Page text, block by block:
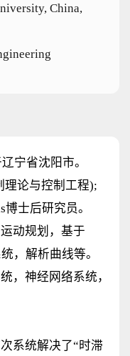
China,
宁省沈阳市。
理论与控制工程);
博士后研究员。
动规划，基于
，解析曲线等。
，神经网络系统，
系统解决了“时滞